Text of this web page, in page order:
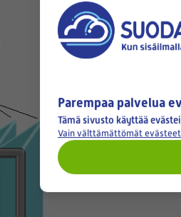
Parempaa palvelua
Tämä sivusto käyttää
Vain välttämättömät evästeet